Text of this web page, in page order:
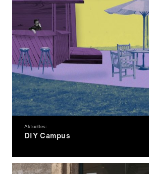
Aktuelles:
DIY Campus